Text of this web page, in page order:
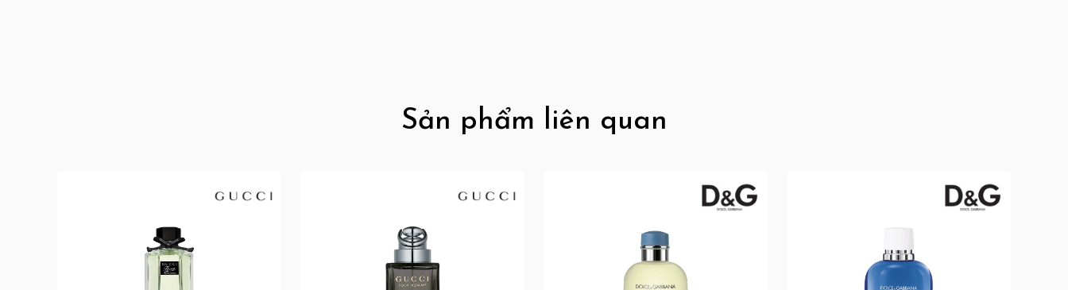
Sản phẩm liên quan